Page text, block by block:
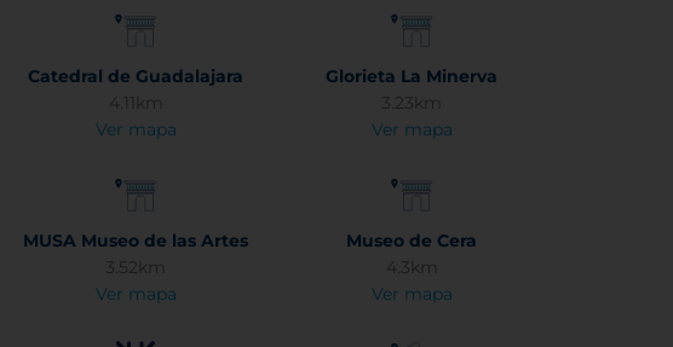
Catedral de Guadalajara
4.11km
Ver mapa
Glorieta La Minerva
3.23km
Ver mapa
MUSA Museo de las Artes
3.52km
Ver mapa
Museo de Cera
4.3km
Ver mapa